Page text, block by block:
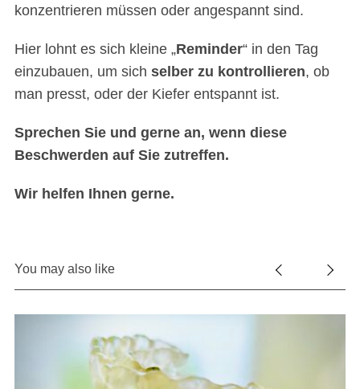
konzentrieren müssen oder angespannt sind.
Hier lohnt es sich kleine „Reminder“ in den Tag
einzubauen, um sich selber zu kontrollieren, ob
man presst, oder der Kiefer entspannt ist.
Sprechen Sie und gerne an, wenn diese
Beschwerden auf Sie zutreffen.
Wir helfen Ihnen gerne.
You may also like